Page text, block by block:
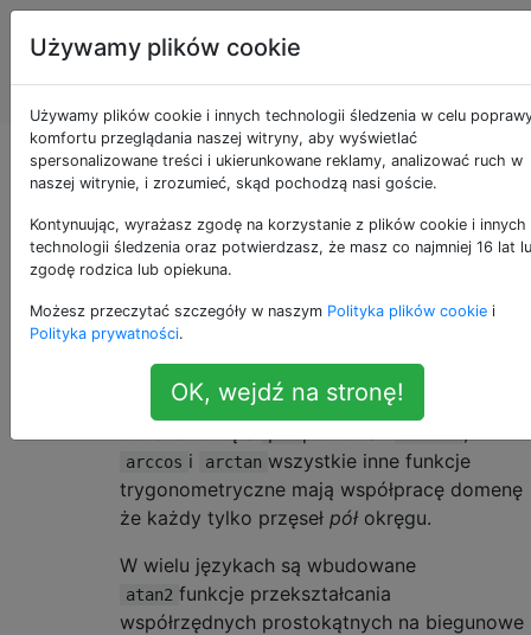
Programowanie
puzzli i Code
Golf
g o l f a t a n 2
18
Czasami naprawdę trudno jest
na współrzędne (x,y) biegunowe (r,phi)
Chociaż można obliczyć
dość łatwo, często trzeba
jakieś rozróżnienie przypadków przy
arccos i arctan wszystkie inne funkcje
trygonometryczne mają współpracę domenę
że każdy tylko przęseł pół okręgu.
W wielu językach są wbudowane
atan2 funkcje przekształcania
współrzędnych prostokątnych na biegunowe
Używamy plików cookie
Używamy plików cookie i innych technologii śledzenia w celu
komfortu przeglądania naszej witryny, aby wyświetlać
spersonalizowane treści i ukierunkowane reklamy, analizować ruch w
naszej witrynie, i zrozumieć, skąd pochodzą nasi goście.
Kontynuując, wyrażasz zgodę na korzystanie z plików cookie i innych
technologii śledzenia oraz potwierdzasz, że masz co najmniej 16 lat
zgodę rodzica lub opiekuna.
Możesz przeczytać szczegóły w naszym Polityka plików cookie i
Polityka prywatności.
OK, wejdź na stronę!